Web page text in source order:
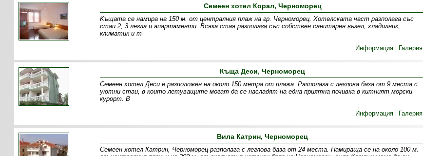
Семеен хотел Корал, Черноморец
Kъщата се намира на 150 м. от централния плаж на гр. Черноморец. Хотелската част разполага със
стаи 2, 3 легла и апартаменти. Всяка стая разполага със собствен санитарен възел, хладилник,
климатик и т
Информация
Галерия
Къща Деси, Черноморец
Семеен хотел Деси е разположен на около 150 метра от плажа. Разполага с леглова база от 9 места с
уютни стаи, в които летуващите могат да се насладят на една приятна почивка в китният морски
курорт. В
Информация
Галерия
Вила Катрин, Черноморец
Семеен хотел Катрин, Черноморец разполага с леглова база от 24 места. Намираща се на около 100 м.